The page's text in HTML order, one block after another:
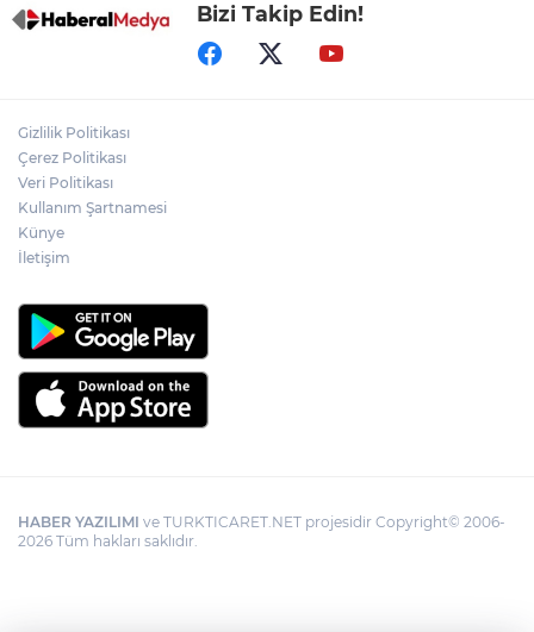
Bizi Takip Edin!
Gizlilik Politikası
Çerez Politikası
Veri Politikası
Kullanım Şartnamesi
Künye
İletişim
HABER YAZILIMI ve TURKTICARET.NET projesidir Copyright© 2006-
2026 Tüm hakları saklıdır.